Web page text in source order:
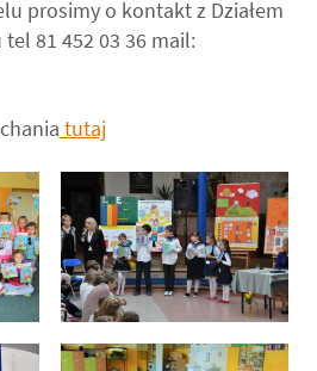
prosimy o kontakt z Działem
81 452 03 36 mail:
tutaj